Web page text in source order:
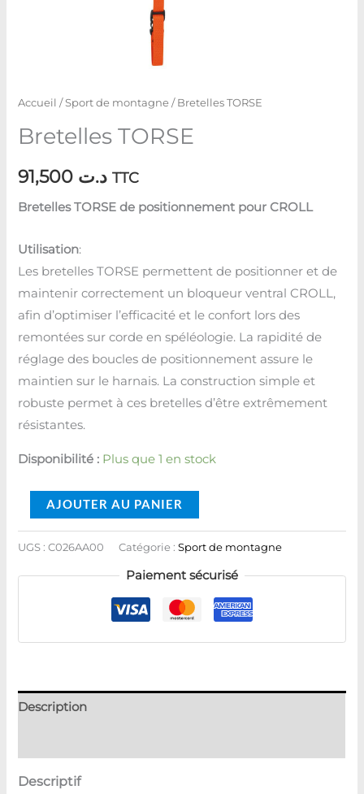
Accueil /Sport de montagne/ Bretelles TORSE
Bretelles TORSE
د.ت TTC
Bretelles TORSE de positionnement pour CROLL
Utilisation:
Les bretelles TORSE permettent de positionner et de
maintenir correctement un bloqueur ventral CROLL,
afin d’optimiser l’efficacité et le confort lors des
remontées sur corde en spéléologie. La rapidité de
réglage des boucles de positionnement assure le
maintien sur le harnais. La construction simple et
robuste permet à ces bretelles d’être extrêmement
résistantes.
Disponibilité : Plus que 1 en stock
AJOUTER AU PANIER
UGS :C026AA00 Catégorie :Sport de montagne
Paiement sécurisé
Description
Descriptif